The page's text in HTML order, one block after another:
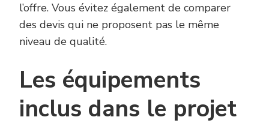
l’offre. Vous évitez également de comparer
des devis qui ne proposent pas le même
niveau de qualité.
Les équipements
inclus dans le projet